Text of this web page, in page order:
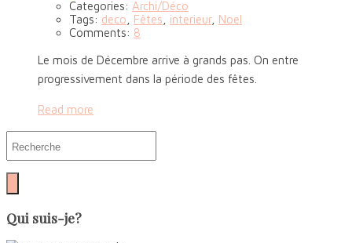
Categories: Archi/Déco
Tags: deco Fêtes interieur, Noel
Comments: 8
Le mois de Décembre arrive à grands pas. On entre
progressivement dans la période des fêtes.
Read more
Qui suis-je?